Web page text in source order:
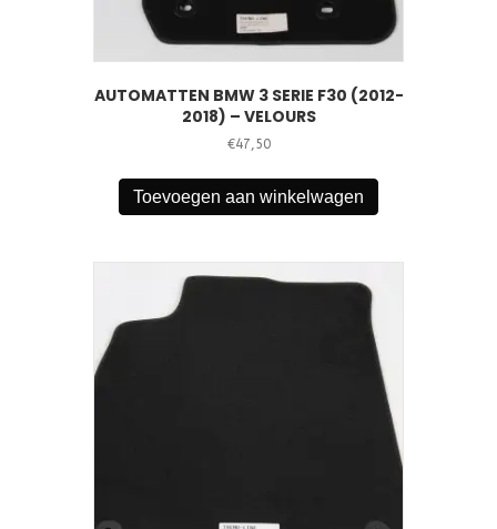
AUTOMATTEN BMW 3 SERIE F30 (2012-
2018) – VELOURS
€47,50
Toevoegen aan winkelwagen